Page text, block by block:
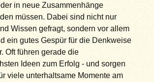
in neue Zusammenhänge
müssen. Dabei sind nicht nur
Wissen gefragt, sondern vor allem
ein gutes Gespür für die Denkweise
Oft führen gerade die
Ideen zum Erfolg - und sorgen
viele unterhaltsame Momente am